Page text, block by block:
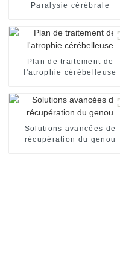
Paralysie cérébrale
Plan de traitement de
l'atrophie cérébelleuse
Solutions avancées de
récupération du genou